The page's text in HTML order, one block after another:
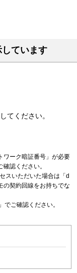
ています
てください。
ワーク暗証番号」が必要
確認ください。
スいただいた場合は「d
の契約回線をお持ちでな
」でご確認ください。